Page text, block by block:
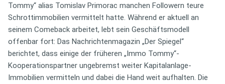
Tommy“ alias Tomislav Primorac manchen Followern teure
Schrottimmobilien vermittelt hatte. Während er aktuell an
seinem Comeback arbeitet, lebt sein Geschäftsmodell
offenbar fort: Das Nachrichtenmagazin „Der Spiegel“
berichtet, dass einige der früheren „Immo Tommy“-
Kooperationspartner ungebremst weiter Kapitalanlage-
Immobilien vermitteln und dabei die Hand weit aufhalten. Die